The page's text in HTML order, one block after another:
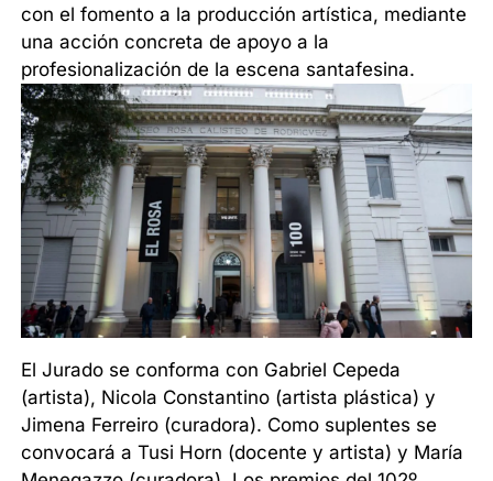
con el fomento a la producción artística, mediante
una acción concreta de apoyo a la
profesionalización de la escena santafesina.
El Jurado se conforma con Gabriel Cepeda
(artista), Nicola Constantino (artista plástica) y
Jimena Ferreiro (curadora). Como suplentes se
convocará a Tusi Horn (docente y artista) y María